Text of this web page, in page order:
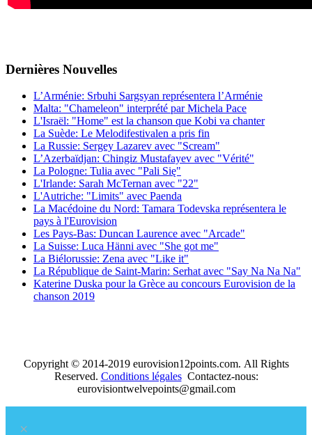
Dernières Νouvelles
L’Arménie: Srbuhi Sargsyan représentera l’Arménie
Malta: "Chameleon" interprété par Michela Pace
L'Israël: "Home" est la chanson que Kobi va chanter
La Suède: Le Melodifestivalen a pris fin
La Russie: Sergey Lazarev avec "Scream"
L’Azerbaïdjan: Chingiz Mustafayev avec "Vérité"
La Pologne: Tulia avec "Pali Się"
L'Irlande: Sarah McTernan avec "22"
L'Autriche: "Limits" avec Paenda
La Macédoine du Nord: Tamara Todevska représentera le
pays à l'Eurovision
Les Pays-Bas: Duncan Laurence avec "Arcade"
La Suisse: Luca Hänni avec "She got me"
La Biélorussie: Zena avec "Like it"
La République de Saint-Marin: Serhat avec "Say Na Na Na"
Katerine Duska pour la Grèce au concours Eurovision de la
chanson 2019
Copyright © 2014-2019 eurovision12points.com. All Rights
Reserved. Conditions légalesContactez-nous:
eurovisiontwelvepoints@gmail.com
×